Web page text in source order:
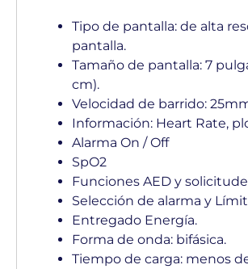
Tipo de pantalla: de alta
pantalla.
Tamaño de pantalla: 7
cm).
Velocidad de barrido:
Información: Heart Rate,
Alarma On / Off
SpO2
Funciones AED y
Selección de alarma y
Entregado Energía.
Forma de onda: bifásica.
Tiempo de carga: menos